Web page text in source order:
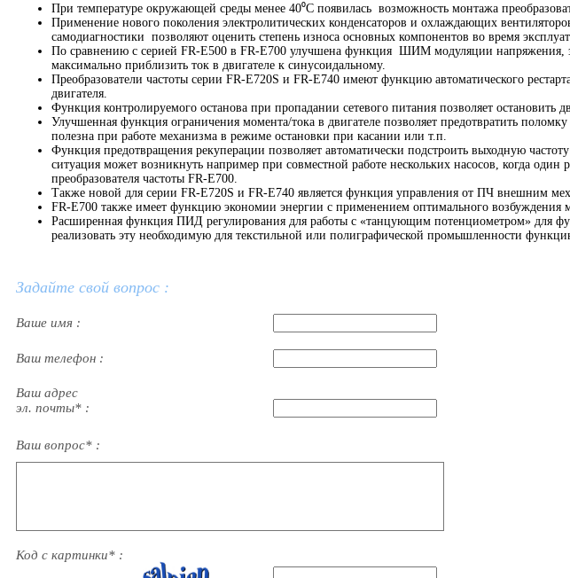
При температуре окружающей среды менее 40⁰С появилась возможность монтажа
Применение нового поколения электролитических конденсаторов и охлаждающих
самодиагностики позволяют оценить степень износа основных компонентов во время
По сравнению с серией FR-E500 в FR-E700 улучшена функция ШИМ модуляции напряжения,
максимально приблизить ток в двигателе к синусоидальному.
Преобразователи частоты серии FR-E720S и FR-E740 имеют функцию автоматического
двигателя.
Функция контролируемого останова при пропадании сетевого питания позволяет
Улучшенная функция ограничения момента/тока в двигателе позволяет предотвратить
полезна при работе механизма в режиме остановки при касании или т.п.
Функция предотвращения рекуперации позволяет автоматически подстроить выходную
ситуация может возникнуть например при совместной работе нескольких насосов, когда
преобразователя частоты FR-E700.
Также новой для серии FR-E720S и FR-E740 является функция управления от ПЧ внешним
FR-E700 также имеет функцию экономии энергии с применением оптимального возбуждения
Расширенная функция ПИД регулирования для работы с «танцующим потенциометром» для
реализовать эту необходимую для текстильной или полиграфической промышленности
Задайте свой вопрос :
Ваше имя :
Ваш телефон :
Ваш адрес
эл. почты* :
Ваш вопрос* :
Код с картинки* :